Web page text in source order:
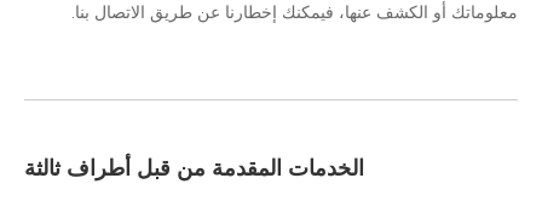
معلوماتك أو الكشف عنها، فيمكنك إخطارنا عن طريق الاتصال بنا.
الخدمات المقدمة من قبل أطراف ثالثة